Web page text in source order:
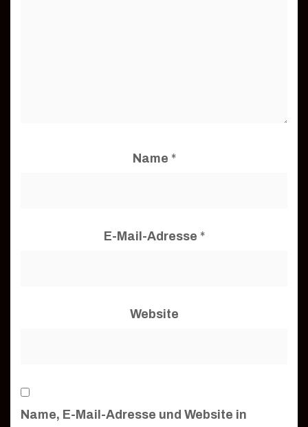
Name *
E-Mail-Adresse *
Website
Name, E-Mail-Adresse und Website in